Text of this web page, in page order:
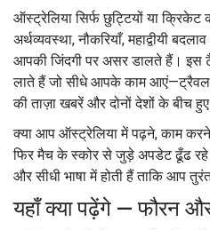
ऑस्ट्रेलिया सिर्फ छुट्टियों या क्रिकेट
अर्थव्यवस्था, नौकरियाँ, महाद्वीयी
आपकी जिंदगी पर असर डालते हैं। इस
लाते हैं जो सीधे आपके काम
की ताज़ा खबरें और दोनों देशों के बीच
क्या आप ऑस्ट्रेलिया में पढ़ने, काम
फिर मैच के स्कोर से जुड़े अपडेट ढूँढ रहे
और सीधी भाषा में होती हैं ताकि आप
यहाँ क्या पढ़ेंगे — फौरन